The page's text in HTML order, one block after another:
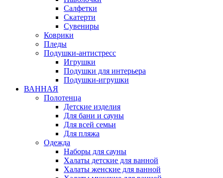
Салфетки
Скатерти
Сувениры
Коврики
Пледы
Подушки-антистресс
Игрушки
Подушки для интерьера
Подушки-игрушки
ВАННАЯ
Полотенца
Детские изделия
Для бани и сауны
Для всей семьи
Для пляжа
Одежда
Наборы для сауны
Халаты детские для ванной
Халаты женские для ванной